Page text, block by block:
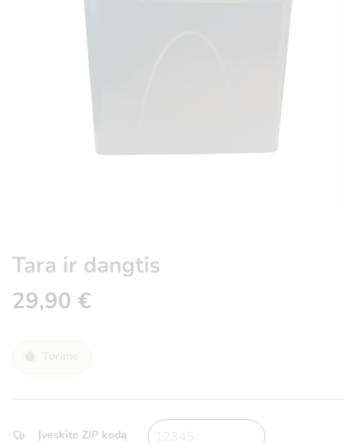
Tara ir dangtis
29,90 €
Turime
Įveskite ZIP kodą